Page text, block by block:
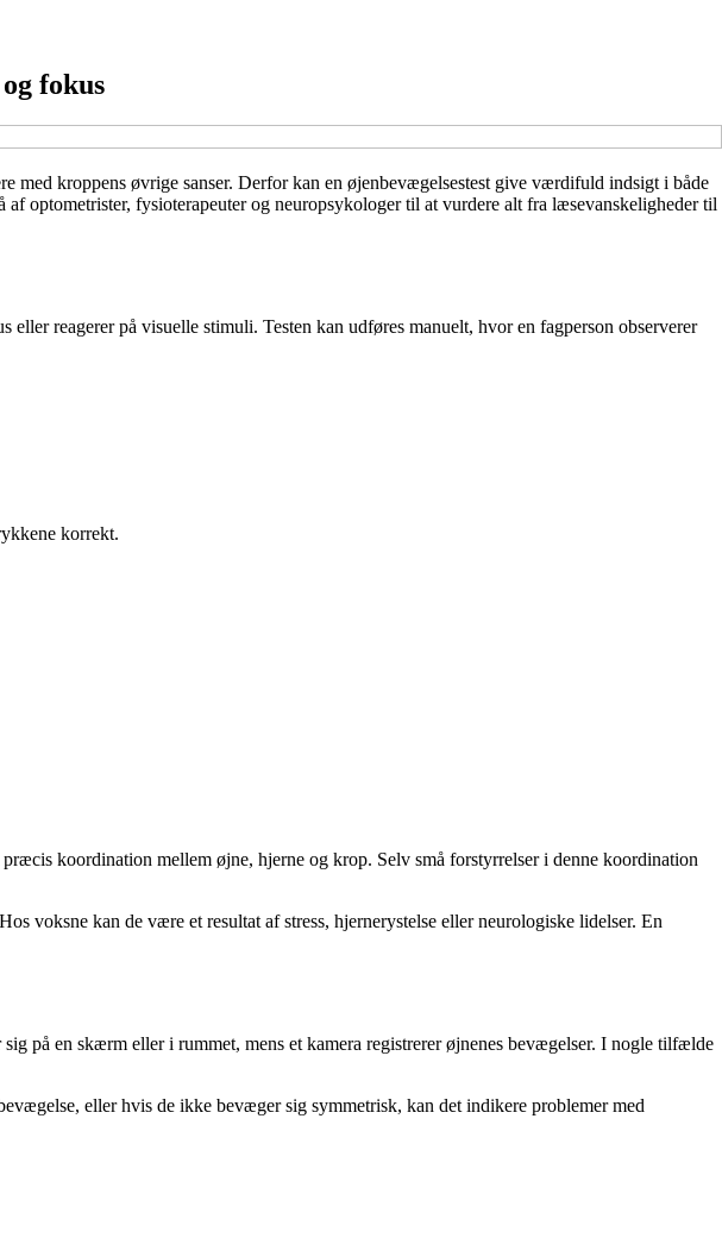
fokus
kroppens øvrige sanser. Derfor kan en øjenbevægelsestest give værdifuld indsigt i både
optometrister, fysioterapeuter og neuropsykologer til at vurdere alt fra læsevanskeligheder til
reagerer på visuelle stimuli. Testen kan udføres manuelt, hvor en fagperson observerer
korrekt.
koordination mellem øjne, hjerne og krop. Selv små forstyrrelser i denne koordination
voksne kan de være et resultat af stress, hjernerystelse eller neurologiske lidelser. En
på en skærm eller i rummet, mens et kamera registrerer øjnenes bevægelser. I nogle tilfælde
eller hvis de ikke bevæger sig symmetrisk, kan det indikere problemer med